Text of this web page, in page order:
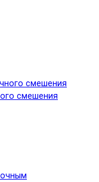
смешения
смешения